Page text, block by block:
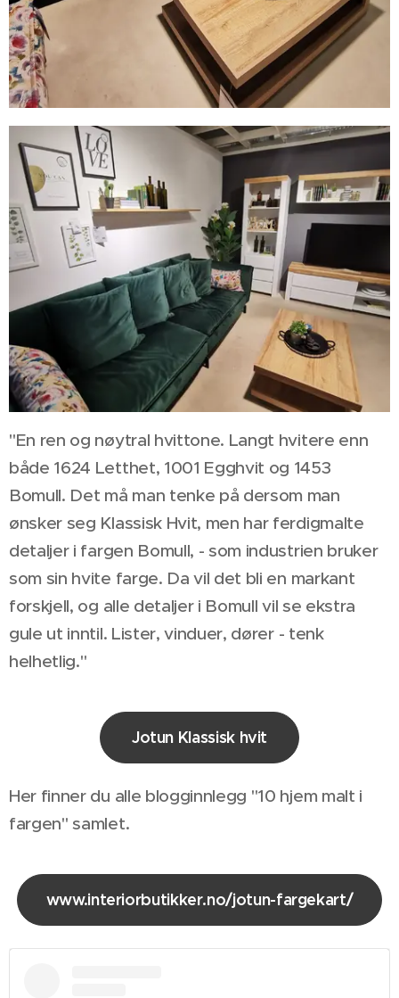
"En ren og nøytral hvittone. Langt hvitere enn
både 1624 Letthet, 1001 Egghvit og 1453
Bomull. Det må man tenke på dersom man
ønsker seg Klassisk Hvit, men har ferdigmalte
detaljer i fargen Bomull, - som industrien bruker
som sin hvite farge. Da vil det bli en markant
forskjell, og alle detaljer i Bomull vil se ekstra
gule ut inntil. Lister, vinduer, dører - tenk
helhetlig."
Jotun Klassisk hvit
Her finner du alle blogginnlegg "10 hjem malt i
fargen" samlet.
www.interiorbutikker.no/jotun-fargekart/